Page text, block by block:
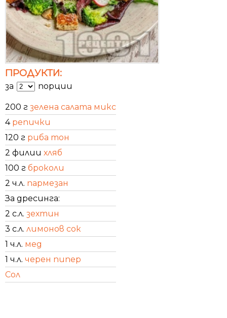
ПРОДУКТИ:
за порции
200 г зелена салата микс
4 репички
120 г риба тон
2 филии хляб
100 г броколи
2 ч.л. пармезан
За дресинга:
2 с.л. зехтин
3 с.л. лимонов сок
1 ч.л. мед
1 ч.л. черен пипер
Сол